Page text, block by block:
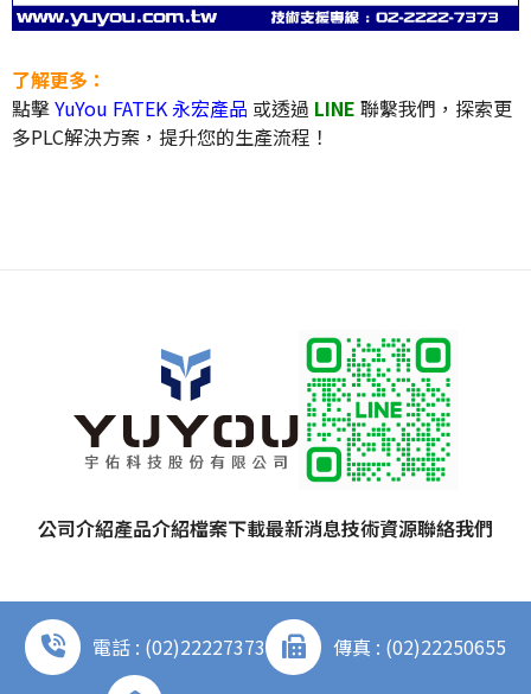
了解更多：
點擊YuYou FATEK 永宏產品 或透過 LINE 聯繫我們，探索更
多PLC解決方案，提升您的生產流程！
公司介紹產品介紹檔案下載最新消息技術資源聯絡我們
電話 : (02)22227373
傳真 : (02)22250655